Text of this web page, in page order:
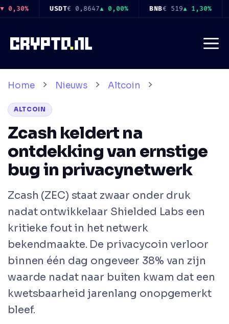
Ga
inhoud
€ 519 ▲ 1,30% USDC€ 0,8649 ▲ 0,00% XRP€ 0,8962
Home Nieuws Altcoin
ALTCOIN
Zcash keldert na
ontdekking van ernstige
bug in privacynetwerk
Zcash (ZEC) staat zwaar onder druk
nadat ontwikkelaar Shielded Labs een
kritieke fout in het netwerk
bekendmaakte. De privacycoin verloor
binnen één dag ongeveer 38% van zijn
waarde nadat naar buiten kwam dat een
kwetsbaarheid jarenlang onopgemerkt
bleef.